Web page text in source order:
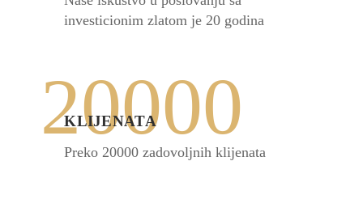
investicionim zlatom je 20 godina
20000
KLIJENATA
Preko 20000 zadovoljnih klijenata